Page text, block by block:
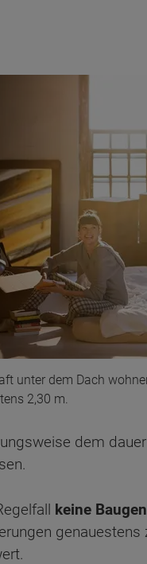
unter dem Dach
2,30 m.
dem
keine
genauestens